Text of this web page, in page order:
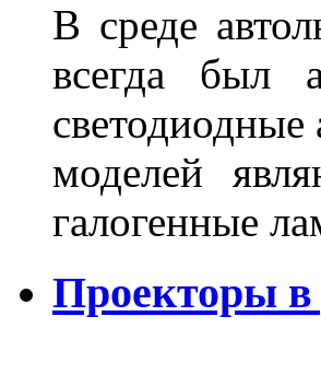
В среде
всегда был
моделей
галогенные
Проекторы в